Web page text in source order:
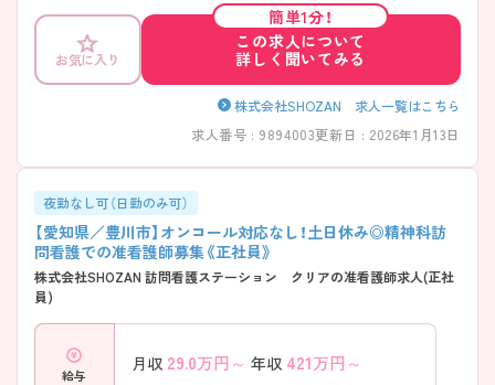
お気に入り
簡単1分！
この求人について
詳しく聞いてみる
株式会社SHOZAN 求人一覧はこちら
求人番号 : 9894003更新日 : 2026年1月13日
夜勤なし可（日勤のみ可）
【愛知県／豊川市】オンコール対応なし！土日休み◎精神科訪
問看護での准看護師募集《正社員》
株式会社SHOZAN 訪問看護ステーション クリアの准看護師求人(正社
員)
給与
月収 29.0万円～ 年収 421万円～